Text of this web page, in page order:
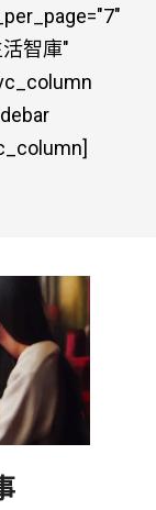
智庫"